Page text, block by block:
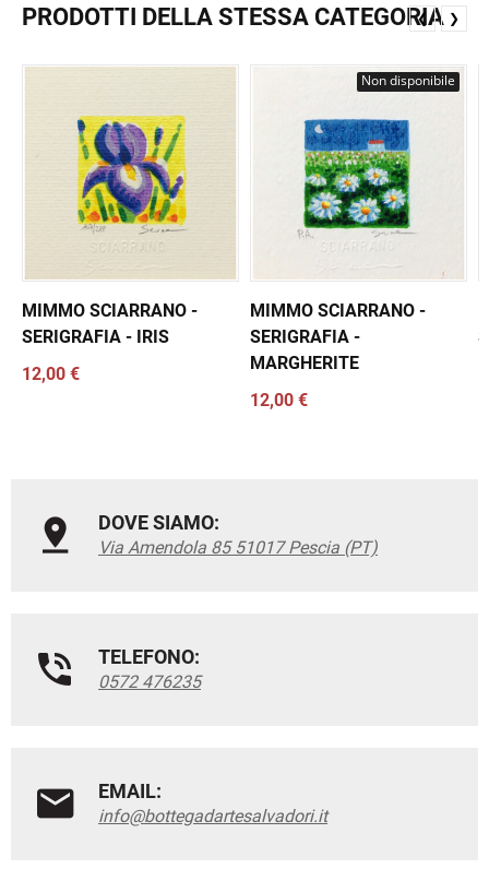
PRODOTTI DELLA STESSA CATEGORIA
MIMMO SCIARRANO -
SERIGRAFIA - IRIS
12,00 €
Non disponibile
MIMMO SCIARRANO -
SERIGRAFIA -
MARGHERITE
12,00 €
❮ ❯
DOVE SIAMO:
Via Amendola 85 51017 Pescia (PT)
TELEFONO:
0572 476235
EMAIL:
info@bottegadartesalvadori.it